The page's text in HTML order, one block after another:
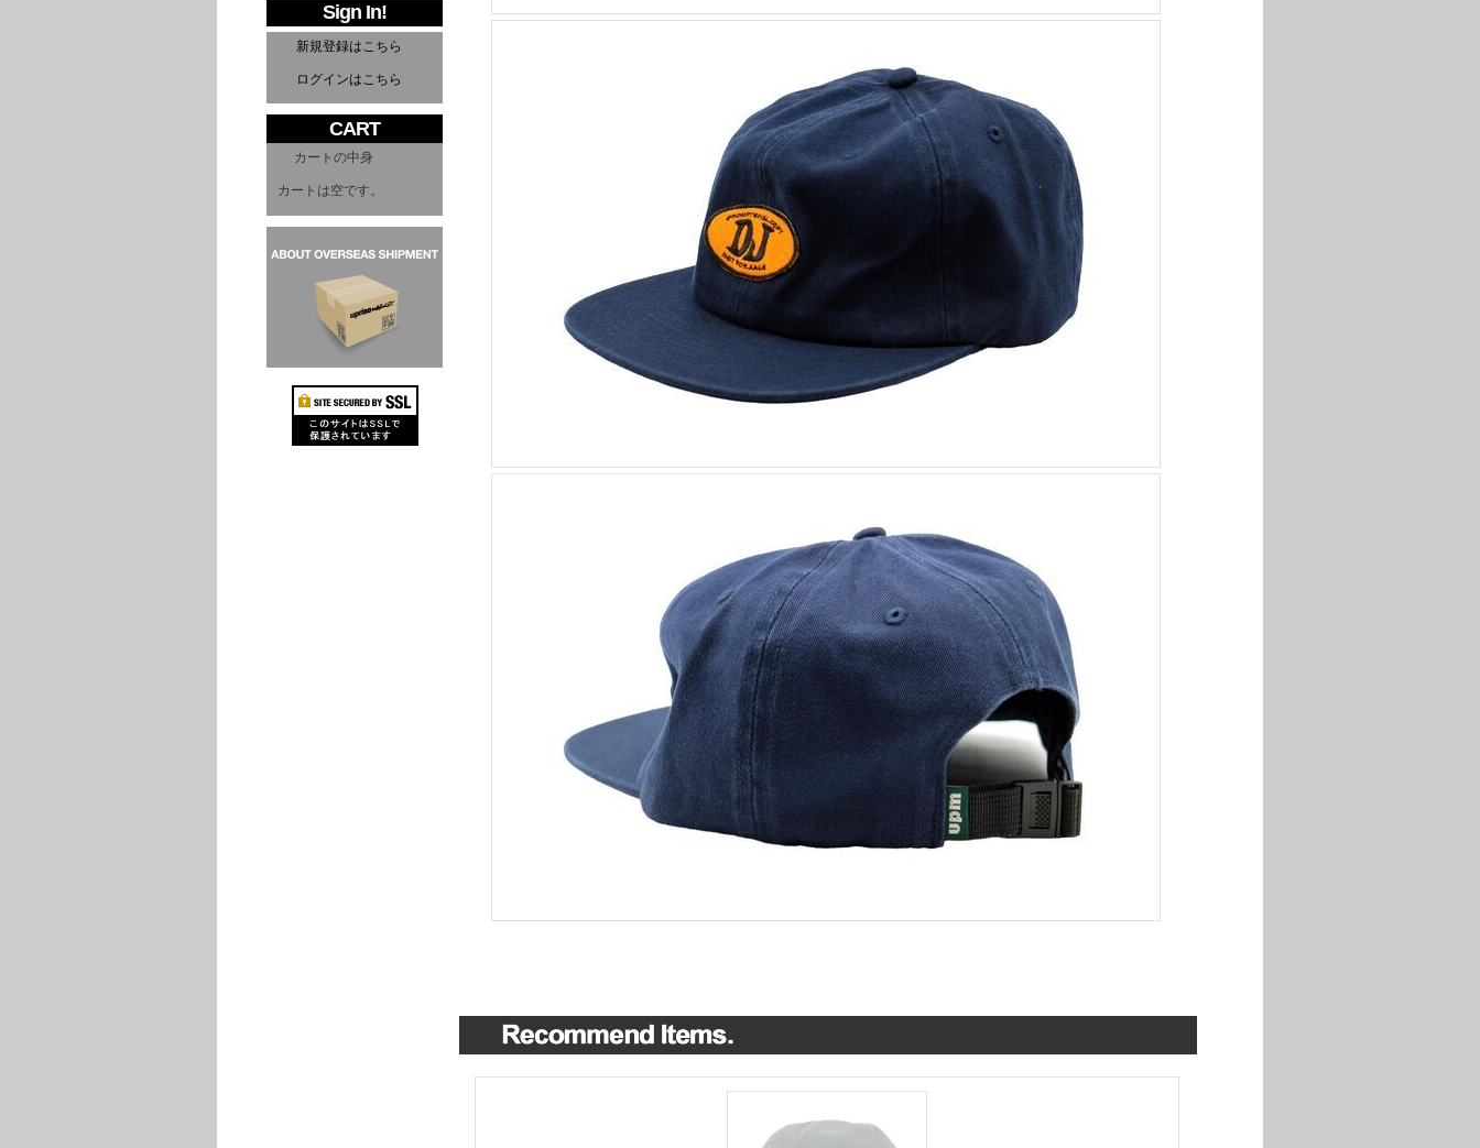
Sign In!
新規登録はこちら
ログインはこちら
CART
カートの中身
カートは空です。